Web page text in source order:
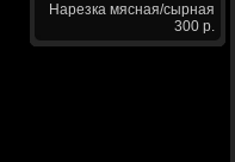
Нарезка мясная/сырная
300 р.